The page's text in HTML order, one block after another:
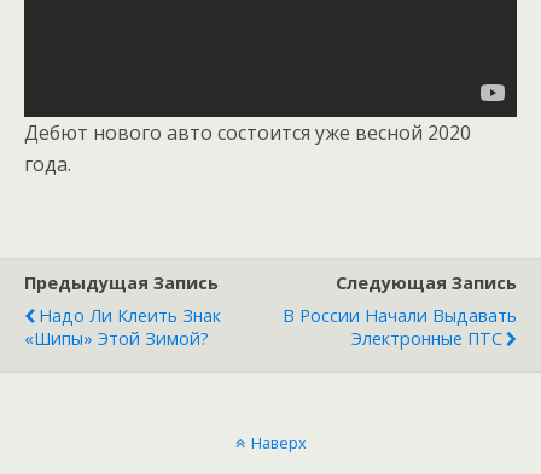
Дебют нового авто состоится уже весной 2020
года.
Предыдущая Запись
Надо Ли Клеить Знак
«Шипы» Этой Зимой?
Следующая Запись
В России Начали Выдавать
Электронные ПТС
Наверх